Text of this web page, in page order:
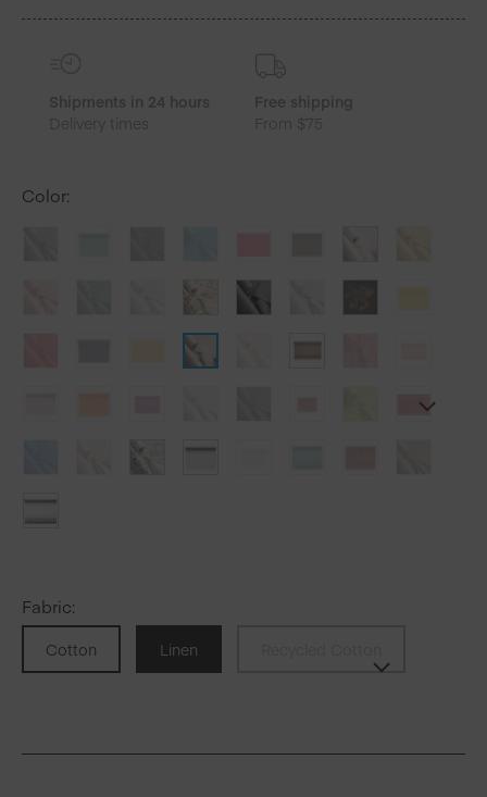
Unites
Shipments in 24 hours
Delivery times
Free shipping
From $75
Color:
Fabric:
Cotton Linen